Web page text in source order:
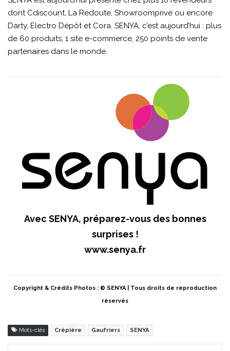
dont Cdiscount, La Redoute, Showroomprivé ou encore
Darty, Electro Dépôt et Cora. SENYA, c’est aujourd’hui : plus
de 60 produits, 1 site e-commerce, 250 points de vente
partenaires dans le monde.
Avec SENYA, préparez-vous des bonnes
surprises !
www.senya.fr
Copyright & Crédits Photos : © SENYA | Tous droits de reproduction
réservés
Mots-clés Crêpière Gaufriers SENYA